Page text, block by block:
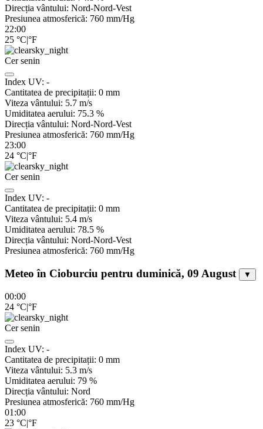
Direcția vântului: Nord-Nord-Vest
Presiunea atmosferică: 760 mm/Hg
22:00
25 °C|°F
Cer senin
Index UV: -
Cantitatea de precipitații: 0 mm
Viteza vântului: 5.7 m/s
Umiditatea aerului: 75.3 %
Direcția vântului: Nord-Nord-Vest
Presiunea atmosferică: 760 mm/Hg
23:00
24 °C|°F
Cer senin
Index UV: -
Cantitatea de precipitații: 0 mm
Viteza vântului: 5.4 m/s
Umiditatea aerului: 78.5 %
Direcția vântului: Nord-Nord-Vest
Presiunea atmosferică: 760 mm/Hg
Meteo în Cioburciu pentru duminică, 09 August ▼
00:00
24 °C|°F
Cer senin
Index UV: -
Cantitatea de precipitații: 0 mm
Viteza vântului: 5.3 m/s
Umiditatea aerului: 79 %
Direcția vântului: Nord
Presiunea atmosferică: 760 mm/Hg
01:00
23 °C|°F